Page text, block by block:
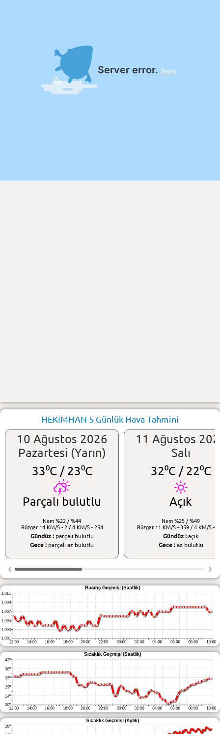
HEKİMHAN 5 Günlük Hava Tahmini
10 Ağustos 2026
Pazartesi (Yarın)
33⁰C /23⁰C
Parçalı bulutlu
Nem %22 / %44
Rüzgar 14 KM/S - 2 / 4 KM/S - 254
Gündüz :parçalı bulutlu
Gece : parçalı az bulutlu
11 Ağustos
Salı
32⁰C /22⁰C
Açık
Nem %25 / %49
Rüzgar 11 KM/S - 359 / 4 KM/S -
Gündüz : açık
Gece :az bulutlu